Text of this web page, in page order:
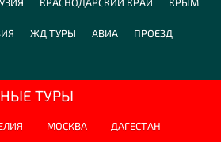
ЖД ТУРЫ АВИА ПРОЕЗД
ТУРЫ
МОСКВА ДАГЕСТАН